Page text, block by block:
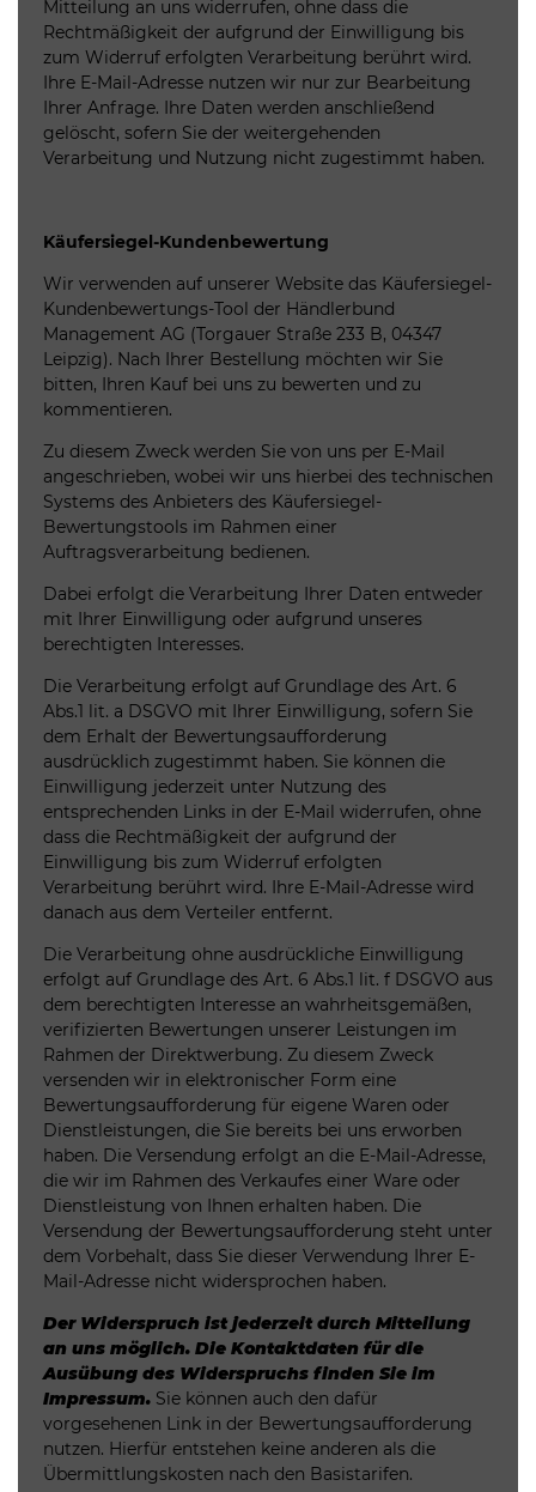
Mitteilung an uns widerrufen, ohne dass die
Rechtmäßigkeit der aufgrund der Einwilligung bis
zum Widerruf erfolgten Verarbeitung berührt wird.
Ihre E-Mail-Adresse nutzen wir nur zur Bearbeitung
Ihrer Anfrage. Ihre Daten werden anschließend
gelöscht, sofern Sie der weitergehenden
Verarbeitung und Nutzung nicht zugestimmt haben.
Käufersiegel-Kundenbewertung
Wir verwenden auf unserer Website das Käufersiegel-
Kundenbewertungs-Tool der Händlerbund
Management AG (Torgauer Straße 233 B, 04347
Leipzig). Nach Ihrer Bestellung möchten wir Sie
bitten, Ihren Kauf bei uns zu bewerten und zu
kommentieren.
Zu diesem Zweck werden Sie von uns per E-Mail
angeschrieben, wobei wir uns hierbei des technischen
Systems des Anbieters des Käufersiegel-
Bewertungstools im Rahmen einer
Auftragsverarbeitung bedienen.
Dabei erfolgt die Verarbeitung Ihrer Daten entweder
mit Ihrer Einwilligung oder aufgrund unseres
berechtigten Interesses.
Die Verarbeitung erfolgt auf Grundlage des Art. 6
Abs.1 lit. a DSGVO mit Ihrer Einwilligung, sofern Sie
dem Erhalt der Bewertungsaufforderung
ausdrücklich zugestimmt haben. Sie können die
Einwilligung jederzeit unter Nutzung des
entsprechenden Links in der E-Mail widerrufen, ohne
dass die Rechtmäßigkeit der aufgrund der
Einwilligung bis zum Widerruf erfolgten
Verarbeitung berührt wird. Ihre E-Mail-Adresse wird
danach aus dem Verteiler entfernt.
Die Verarbeitung ohne ausdrückliche Einwilligung
erfolgt auf Grundlage des Art. 6 Abs.1 lit. f DSGVO aus
dem berechtigten Interesse an wahrheitsgemäßen,
verifizierten Bewertungen unserer Leistungen im
Rahmen der Direktwerbung. Zu diesem Zweck
versenden wir in elektronischer Form eine
Bewertungsaufforderung für eigene Waren oder
Dienstleistungen, die Sie bereits bei uns erworben
haben. Die Versendung erfolgt an die E-Mail-Adresse,
die wir im Rahmen des Verkaufes einer Ware oder
Dienstleistung von Ihnen erhalten haben. Die
Versendung der Bewertungsaufforderung steht unter
dem Vorbehalt, dass Sie dieser Verwendung Ihrer E-
Mail-Adresse nicht widersprochen haben.
Der Widerspruch ist jederzeit durch Mitteilung
an uns möglich. Die Kontaktdaten für die
Ausübung des Widerspruchs finden Sie im
Impressum. Sie können auch den dafür
vorgesehenen Link in der Bewertungsaufforderung
nutzen. Hierfür entstehen keine anderen als die
Übermittlungskosten nach den Basistarifen.